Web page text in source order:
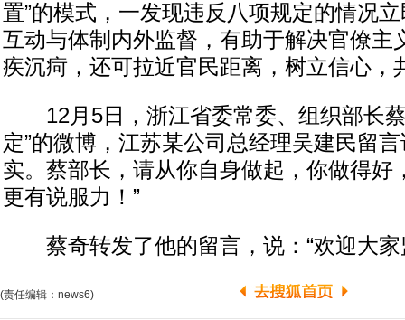
置”的模式，一发现违反八项规定的情况
互动与体制内外监督，有助于解决官僚主
疾沉疴，还可拉近官民距离，树立信心，
12月5日，浙江省委常委、组织部长蔡
定”的微博，江苏某公司总经理吴建民留
实。蔡部长，请从你自身做起，你做得好
更有说服力！”
蔡奇转发了他的留言，说：“欢迎大家
(责任编辑：news6)